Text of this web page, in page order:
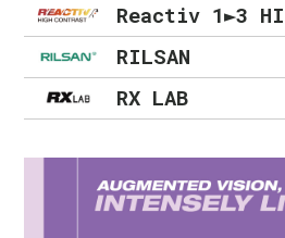
Reactiv 1►3
RILSAN
RX LAB